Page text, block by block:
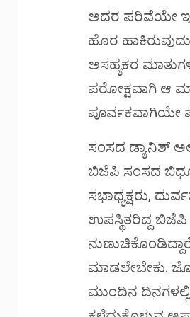
ಅದರ ಪರಿವೆಯೇ
ಹೊರ
ಅಸಹ್ಯಕರ
ಪರೋಕ್ಷವಾಗಿ ಆ
ಪೂರ್ವಕವಾಗಿಯೇ
ಸಂಸದ ಡ್ಯಾನಿಶ್
ಬಿಜೆಪಿ ಸಂಸದ
ಸಭಾಧ್ಯಕ್ಷರು,
ಉಪಸ್ಥಿತರಿದ್ದ
ಮಾಡಲೇಬೇಕು.
ಮುಂದಿನ